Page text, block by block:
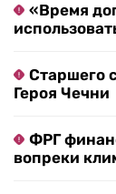
«Время
Старшего
Героя Чечни
ФРГ
вопреки